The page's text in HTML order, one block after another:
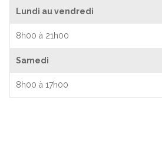
Lundi au vendredi
8h00 à 21h00
Samedi
8h00 à 17h00